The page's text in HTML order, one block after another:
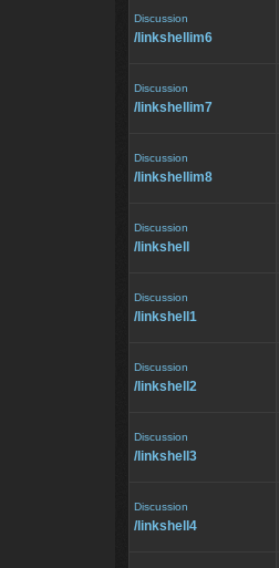
Discussion
/⁠linkshellim6
Discussion
/⁠linkshellim7
Discussion
/⁠linkshellim8
Discussion
/⁠linkshell
Discussion
/⁠linkshell1
Discussion
/⁠linkshell2
Discussion
/⁠linkshell3
Discussion
/⁠linkshell4